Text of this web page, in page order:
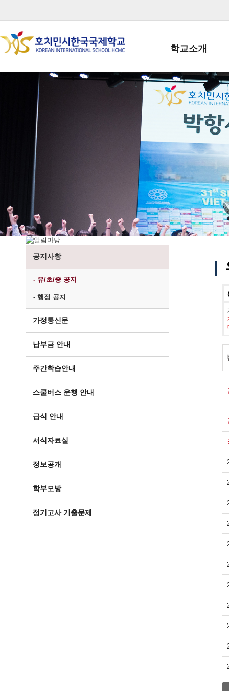
학교소개
학교장인사말
학생회장인사말
학교상징
학교 CI
교직원현황
학생현황
위치/전화
전경사진
공지사항
- 유/초/중 공지
- 행정 공지
가정통신문
납부금 안내
주간학습안내
스쿨버스 운행 안내
급식 안내
서식자료실
정보공개
학부모방
정기고사 기출문제